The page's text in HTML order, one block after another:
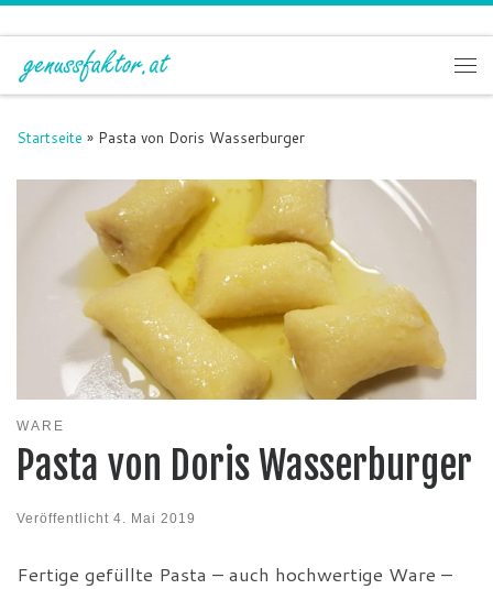
Zum Inhalt springen
Startseite » Pasta von Doris Wasserburger
WARE
Pasta von Doris Wasserburger
Veröffentlicht 4. Mai 2019
Fertige gefüllte Pasta – auch hochwertige Ware –